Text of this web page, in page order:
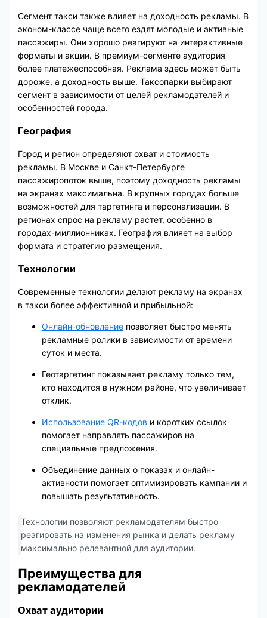
Сегмент такси также влияет на доходность рекламы. В
эконом-классе чаще всего ездят молодые и активные
пассажиры. Они хорошо реагируют на интерактивные
форматы и акции. В премиум-сегменте аудитория
более платежеспособная. Реклама здесь может быть
дороже, а доходность выше. Таксопарки выбирают
сегмент в зависимости от целей рекламодателей и
особенностей города.
География
Город и регион определяют охват и стоимость
рекламы. В Москве и Санкт-Петербурге
пассажиропоток выше, поэтому доходность рекламы
на экранах максимальна. В крупных городах больше
возможностей для таргетинга и персонализации. В
регионах спрос на рекламу растет, особенно в
городах-миллионниках. География влияет на выбор
формата и стратегию размещения.
Технологии
Современные технологии делают рекламу на экранах
в такси более эффективной и прибыльной:
Онлайн-обновлениепозволяет быстро менять
рекламные ролики в зависимости от времени
суток и места.
Геотаргетинг показывает рекламу только тем,
кто находится в нужном районе, что увеличивает
отклик.
Использование QR-кодов и коротких ссылок
помогает направлять пассажиров на
специальные предложения.
Объединение данных о показах и онлайн-
активности помогает оптимизировать кампании и
повышать результативность.
Технологии позволяют рекламодателям быстро
реагировать на изменения рынка и делать рекламу
максимально релевантной для аудитории.
Преимущества для
рекламодателей
Охват аудитории